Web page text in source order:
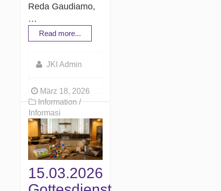
Reda Gaudiamo,
…
Read more...
JKI Admin
März 18, 2026
Information /
Informasi
15.03.2026